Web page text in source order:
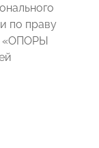
по праву
«ОПОРЫ